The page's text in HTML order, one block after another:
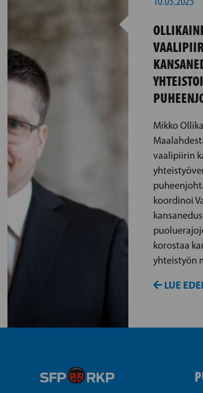
Mikko
vaalipiirin
koordinoi
korostaa
yhteistyön
LUE